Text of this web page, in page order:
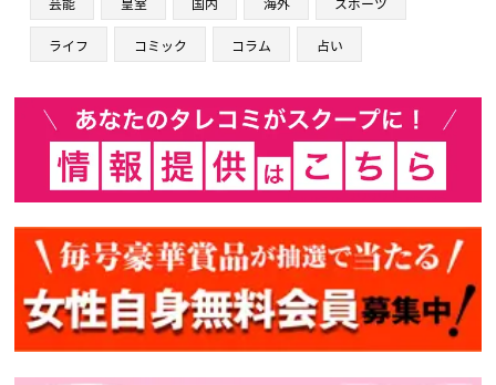
ライフ コミック コラム 占い